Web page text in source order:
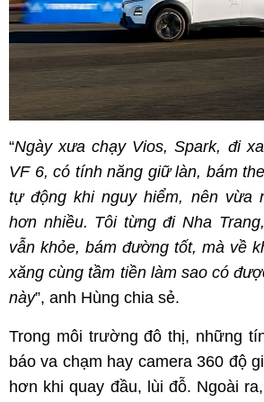
“Ngày xưa chạy Vios, Spark, đi
VF 6, có tính năng giữ làn, bám
tự động khi nguy hiểm, nên vừa
hơn nhiều. Tôi từng đi Nha
vẫn khỏe, bám đường tốt, mà về
xăng cùng tầm tiền làm sao có
này”, anh Hùng chia sẻ.
Trong môi trường đô thị, những
báo va chạm hay camera 360 độ
hơn khi quay đầu, lùi đỗ. Ngoài